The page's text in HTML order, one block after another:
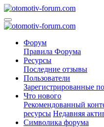
Форум
Правила Форума
Ресурсы
Последние отзывы
Пользователи
Зарегистрированные
Что нового
Рекомендованный
ресурсы Недавняя
Символика форума